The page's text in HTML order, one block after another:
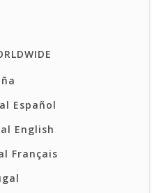
Español
English
Français